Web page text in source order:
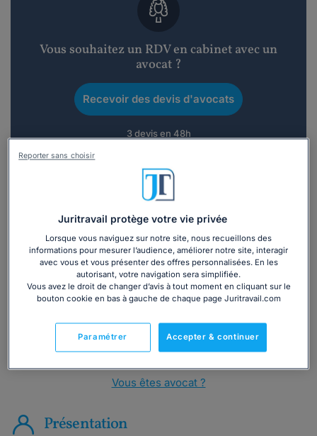
Vous souhaitez un RDV en cabinet avec un
avocat ?
Recevoir des devis d'avocats
3 devis en 48h
Vous souhaitez une consultation par
téléphone ?
Consulter immédiatement
Vous êtes avocat ?
Présentation
Juritravail protège votre vie privée
Lorsque vous naviguez sur notre site, nous recueillons des
informations pour mesurer l’audience, améliorer notre site, interagir
avec vous et vous présenter des offres personnalisées. En les
autorisant, votre navigation sera simplifiée.
Vous avez le droit de changer d’avis à tout moment en cliquant sur le
bouton cookie en bas à gauche de chaque page Juritravail.com
Accepter & continuer
Paramétrer
Reporter sans choisir